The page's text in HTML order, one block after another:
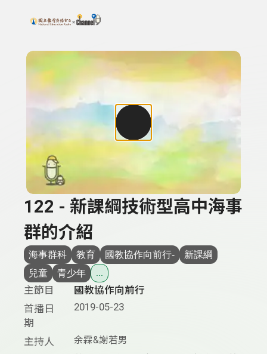
上方功能區塊
搜尋關鍵字：可輸入節目名稱、主持人或關鍵字
122 - 新課綱技術型高中海事
群的介紹
海事群科 教育 國教協作向前行-
新課綱
兒童
青少年 ...
主節目
國教協作向前行
首播日
期
2019-05-23
主持人 余霖&謝若男